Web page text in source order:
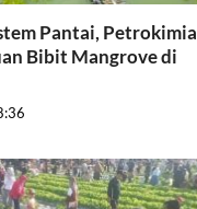
Pantai, Petrokimia
Bibit Mangrove di